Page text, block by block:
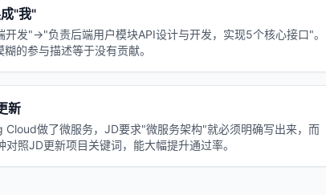
"我"
发"→"负责后端用户模块API设计与开发，实现5个核心接口"。
的参与描述等于没有贡献。
新
Cloud做了微服务，JD要求"微服务架构"就必须明确写出来，而
照JD更新项目关键词，能大幅提升通过率。